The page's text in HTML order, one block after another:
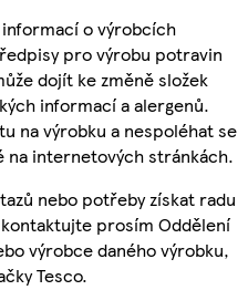
o výrobcích
pro výrobu potravin
dojít ke změně složek
informací a alergenů.
na výrobku a nespoléhat se
na internetových stránkách.
nebo potřeby získat radu
prosím Oddělení
výrobce daného výrobku,
Tesco.